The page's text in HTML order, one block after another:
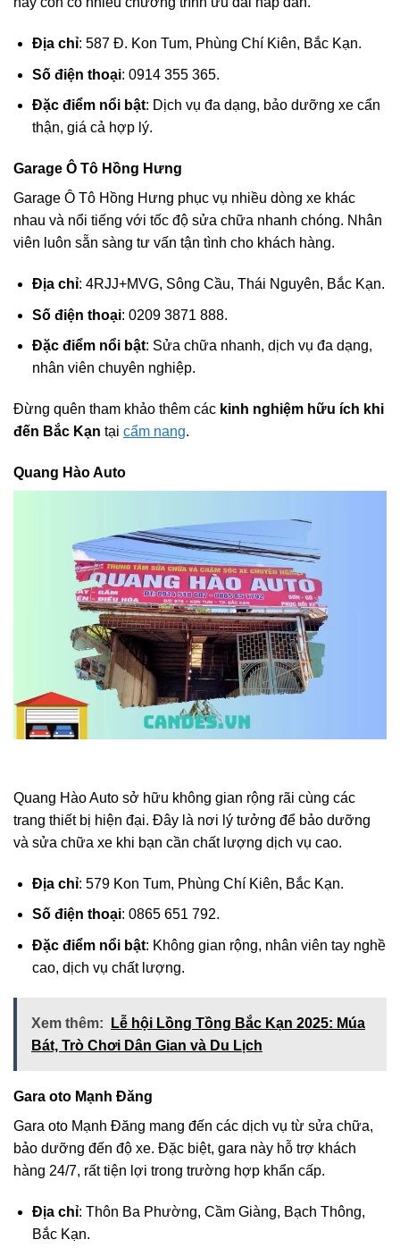
Địa chỉ: 587 Đ. Kon Tum, Phùng Chí Kiên, Bắc Kạn.
Số điện thoại: 0914 355 365.
Đặc điểm nổi bật: Dịch vụ đa dạng, bảo dưỡng xe cẩn
thận, giá cả hợp lý.
Garage Ô Tô Hồng Hưng
Garage Ô Tô Hồng Hưng phục vụ nhiều dòng xe khác
nhau và nổi tiếng với tốc độ sửa chữa nhanh chóng. Nhân
viên luôn sẵn sàng tư vấn tận tình cho khách hàng.
Địa chỉ: 4RJJ+MVG, Sông Cầu, Thái Nguyên, Bắc Kạn.
Số điện thoại: 0209 3871 888.
Đặc điểm nổi bật: Sửa chữa nhanh, dịch vụ đa dạng,
nhân viên chuyên nghiệp.
Đừng quên tham khảo thêm các kinh nghiệm hữu ích khi
đến Bắc Kạn tại cẩm nang.
Quang Hào Auto
Quang Hào Auto sở hữu không gian rộng rãi cùng các
trang thiết bị hiện đại. Đây là nơi lý tưởng để bảo dưỡng
và sửa chữa xe khi bạn cần chất lượng dịch vụ cao.
Địa chỉ: 579 Kon Tum, Phùng Chí Kiên, Bắc Kạn.
Số điện thoại: 0865 651 792.
Đặc điểm nổi bật: Không gian rộng, nhân viên tay nghề
cao, dịch vụ chất lượng.
Xem thêm:
Lễ hội Lồng Tồng Bắc Kạn 2025: Múa
Bát, Trò Chơi Dân Gian và Du Lịch
Gara oto Mạnh Đăng
Gara oto Mạnh Đăng mang đến các dịch vụ từ sửa chữa,
bảo dưỡng đến độ xe. Đặc biệt, gara này hỗ trợ khách
hàng 24/7, rất tiện lợi trong trường hợp khẩn cấp.
Địa chỉ: Thôn Ba Phường, Cầm Giàng, Bạch Thông,
Bắc Kạn.